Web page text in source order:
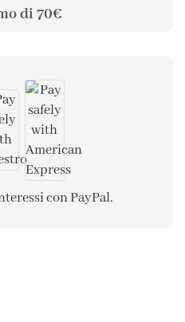
di 70€
con PayPal.